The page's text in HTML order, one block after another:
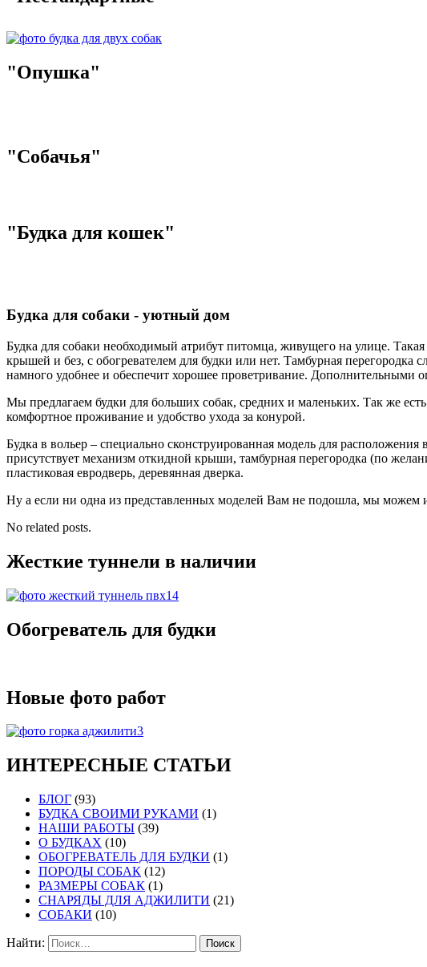
"Опушка"
"Собачья"
"Будка для кошек"
Будка для собаки - уютный дом
Будка для собаки необходимый атрибут питомца, живущего на улице.
крышей и без, с обогревателем для будки или нет. Тамбурная
намного удобнее и обеспечит хорошее проветривание. Дополнительными
Мы предлагаем будки для больших собак, средних и маленьких. Так же
комфортное проживание и удобство ухода за конурой.
Будка в вольер – специально сконструированная модель для
присутствует механизм откидной крыши, тамбурная перегородка (по
пластиковая евродверь, деревянная дверка.
Ну а если ни одна из представленных моделей Вам не подошла, мы можем
No related posts.
Жесткие туннели в наличии
Обогреватель для будки
Новые фото работ
ИНТЕРЕСНЫЕ СТАТЬИ
БЛОГ (93)
БУДКА СВОИМИ РУКАМИ (1)
НАШИ РАБОТЫ (39)
О БУДКАХ (10)
ОБОГРЕВАТЕЛЬ ДЛЯ БУДКИ (1)
ПОРОДЫ СОБАК (12)
РАЗМЕРЫ СОБАК (1)
СНАРЯДЫ ДЛЯ АДЖИЛИТИ (21)
СОБАКИ (10)
Найти: